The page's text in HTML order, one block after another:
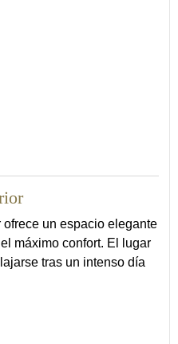
un espacio elegante
máximo confort. El lugar
tras un intenso día